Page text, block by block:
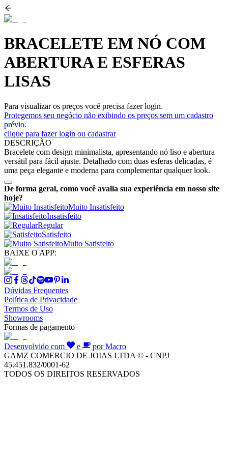
BRACELETE EM NÓ COM
ABERTURA E ESFERAS
LISAS
Para visualizar os preços você precisa fazer login.
Protegemos seu negócio não exibindo os preços sem um cadastro
prévio.
clique para fazer login ou cadastrar
DESCRIÇÃO
Bracelete com design minimalista, apresentando nó liso e abertura
versátil para fácil ajuste. Detalhado com duas esferas delicadas, é
uma peça elegante e moderna para complementar qualquer look.
De forma geral, como você avalia sua experiência em nosso site
hoje?
Muito Insatisfeito
Insatisfeito
Regular
Satisfeito
Muito Satisfeito
BAIXE O APP:
Dúvidas Frequentes
Política de Privacidade
Termos de Uso
Showrooms
Formas de pagamento
Desenvolvido com e
por Macro
GAMZ COMERCIO DE JOIAS LTDA © - CNPJ
45.451.832/0001-62
TODOS OS DIREITOS RESERVADOS